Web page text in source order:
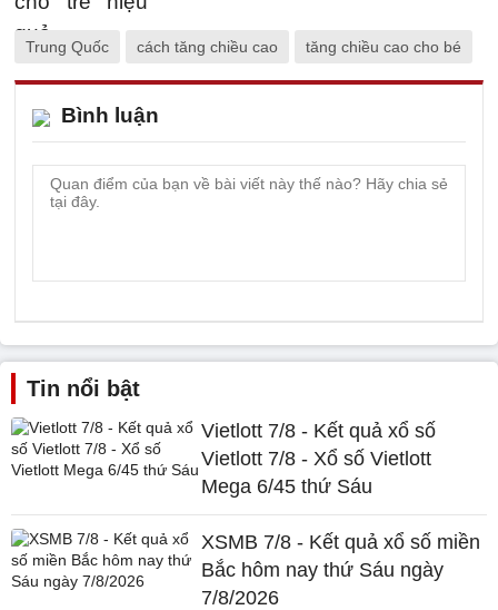
Trung Quốc cách tăng chiều cao tăng chiều cao cho bé
Bình luận
Tin nổi bật
Vietlott 7/8 - Kết quả xổ số
Vietlott 7/8 - Xổ số Vietlott
Mega 6/45 thứ Sáu
XSMB 7/8 - Kết quả xổ số miền
Bắc hôm nay thứ Sáu ngày
7/8/2026